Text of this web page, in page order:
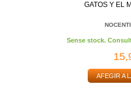
GATOS Y EL
Sense stock.
AFEGIR A